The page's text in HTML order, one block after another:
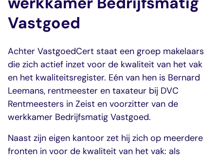
veelgestelde vragen
over certificering
Vastgoed
Achter VastgoedCert staat een groep makelaars
die zich actief inzet voor de kwaliteit van het vak
en het kwaliteitsregister. Eén van hen is Bernard
Leemans, rentmeester en taxateur bij DVC
Rentmeesters in Zeist en voorzitter van de
werkkamer Bedrijfsmatig Vastgoed.
Naast zijn eigen kantoor zet hij zich op meerdere
fronten in voor de kwaliteit van het vak: als